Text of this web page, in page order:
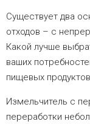
Существует два
отходов – с
Какой лучше
ваших
пищевых продуктов.
Измельчитель с
переработки